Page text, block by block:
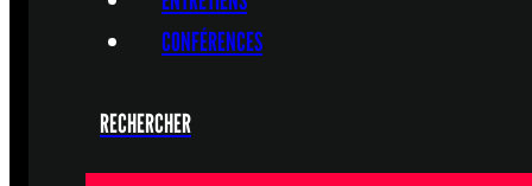
CONFÉRENCES
RECHERCHER